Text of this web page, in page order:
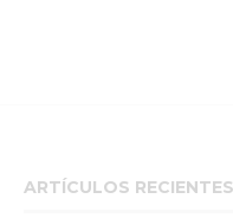
ARTÍCULOS RECIENTES